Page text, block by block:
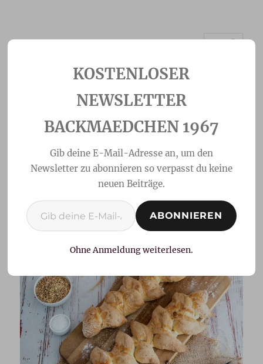
Ährenbrot – Pain d′épi
NEWSLETTER
BACKMAEDCHEN 1967
Gib deine E-Mail-Adresse an, um den
Newsletter zu abonnieren so verpasst du keine
neuen Beiträge.
Gib deine E-Mail-Adresse ein ...
ABONNIEREN
Ohne Anmeldung weiterlesen.